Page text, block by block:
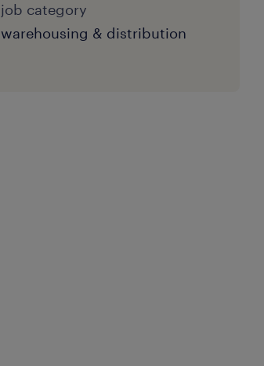
job category
warehousing & distribution